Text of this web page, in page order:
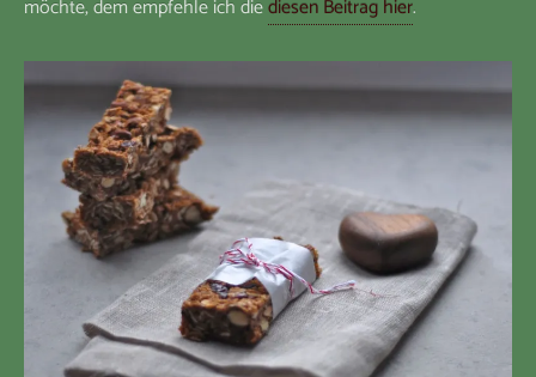
möchte, dem empfehle ich diediesen Beitrag hier.